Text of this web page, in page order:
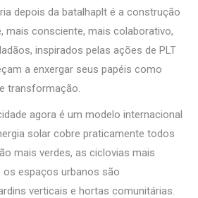
depois da batalhaplt é a construção
mais consciente, mais colaborativo,
inspirados pelas ações de PLT
a enxergar seus papéis como
transformação.
agora é um modelo internacional
solar cobre praticamente todos
mais verdes, as ciclovias mais
os espaços urbanos são
verticais e hortas comunitárias.